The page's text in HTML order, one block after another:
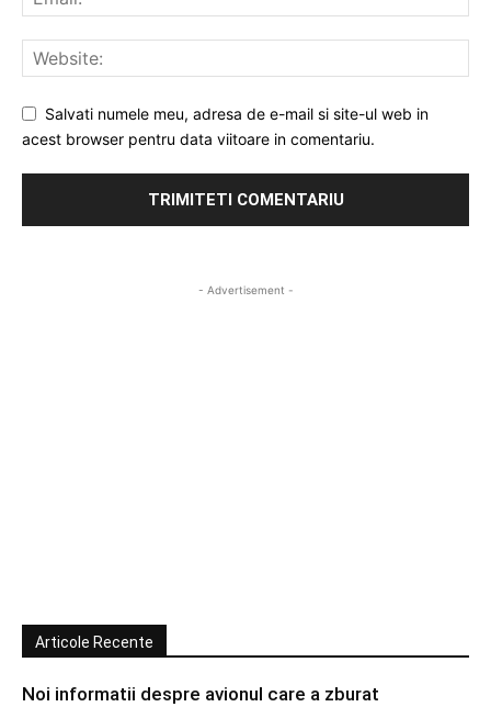
Salvati numele meu, adresa de e-mail si site-ul web in
acest browser pentru data viitoare in comentariu.
- Advertisement -
Articole Recente
Noi informatii despre avionul care a zburat